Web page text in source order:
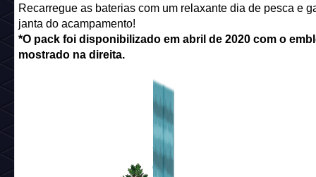
Recarregue as baterias com um relaxante dia de pesca e
janta do acampamento!
*O pack foi disponibilizado em abril de 2020 com o
mostrado na direita.